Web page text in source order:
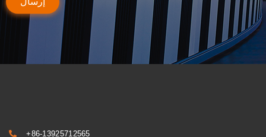
+86-13925712565